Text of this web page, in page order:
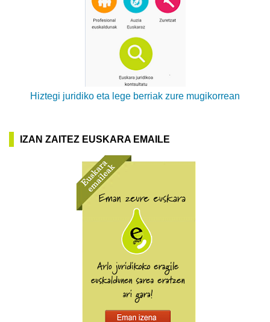
Hiztegi juridiko eta lege berriak zure mugikorrean
IZAN ZAITEZ EUSKARA EMAILE